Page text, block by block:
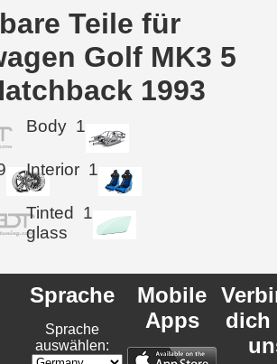
Teile für
Golf MK3 5
1993
Body 1
Interior 1
Tinted
glass
1
Sprache
Sprache
auswählen:
Mobile
Apps
dich